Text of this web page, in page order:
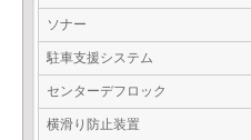
ソナー
駐車支援システム
センターデフロック
横滑り防止装置